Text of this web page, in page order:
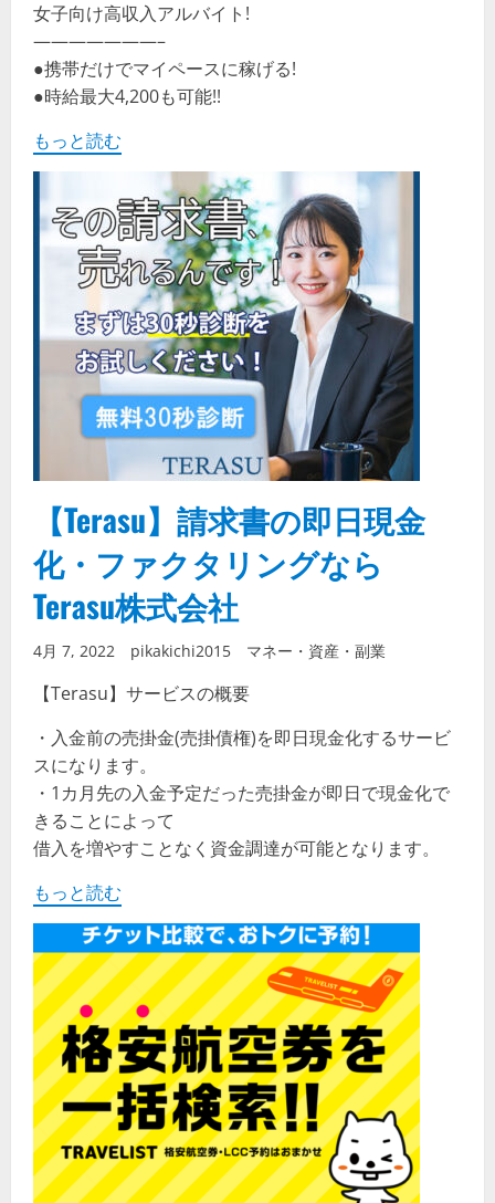
女子向け高収入アルバイト!
———————–
●携帯だけでマイペースに稼げる!
●時給最大4,200も可能!!
もっと読む
【Terasu】請求書の即日現金
化・ファクタリングなら
Terasu株式会社
4月 7, 2022 pikakichi2015 マネー・資産・副業
【Terasu】サービスの概要
・入金前の売掛金(売掛債権)を即日現金化するサービ
スになります。
・1カ月先の入金予定だった売掛金が即日で現金化で
きることによって
借入を増やすことなく資金調達が可能となります。
もっと読む